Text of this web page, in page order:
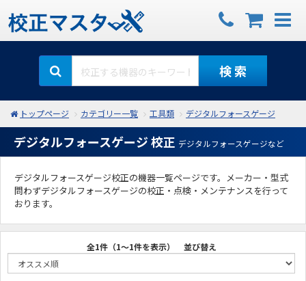
検 索
トップページ カテゴリー一覧 工具類 デジタルフォースゲージ
デジタルフォースゲージ 校正 デジタルフォースゲージなど
デジタルフォースゲージ校正の機器一覧ページです。メーカー・型式
問わずデジタルフォースゲージの校正・点検・メンテナンスを行って
おります。
全1件（1～1件を表示） 並び替え